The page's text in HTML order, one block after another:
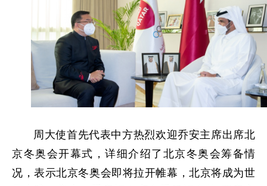
周大使首先代表中方热烈欢迎乔安主席出席北
京冬奥会开幕式，详细介绍了北京冬奥会筹备情
况，表示北京冬奥会即将拉开帷幕，北京将成为世